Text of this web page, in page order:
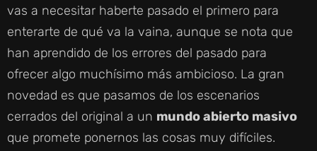
vas a necesitar haberte pasado el primero para
enterarte de qué va la vaina, aunque se nota que
han aprendido de los errores del pasado para
ofrecer algo muchísimo más ambicioso. La gran
novedad es que pasamos de los escenarios
cerrados del original a un mundo abierto masivo
que promete ponernos las cosas muy difíciles.